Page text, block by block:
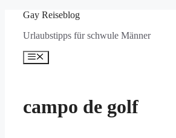
springen
Gay Reiseblog
Urlaubstipps für schwule Männer
Menü
campo de golf